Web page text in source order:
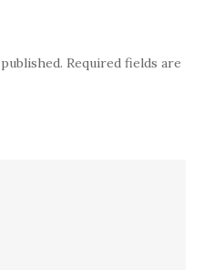
Required fields are